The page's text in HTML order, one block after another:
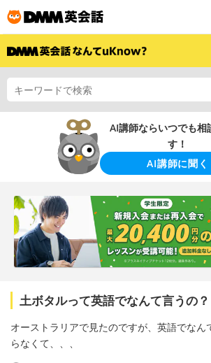
AI講師ならいつでも相
す！
AI講師に聞く
土ボタルって英語でなんて言うの？
オーストラリアで見たのですが、英語でなん
らなくて、、、